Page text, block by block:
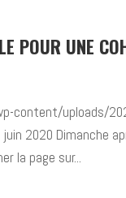
POUR UNE
content/uploads/
2020 Dimanche
la page sur...